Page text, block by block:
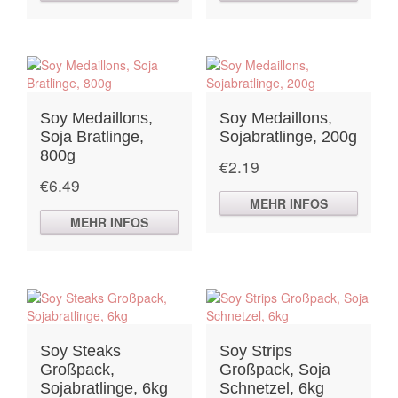
Soy Medaillons,
Soja Bratlinge,
800g
€6.49
MEHR INFOS
Soy Medaillons,
Sojabratlinge, 200g
€2.19
MEHR INFOS
Soy Steaks
Großpack,
Sojabratlinge, 6kg
Soy Strips
Großpack, Soja
Schnetzel, 6kg